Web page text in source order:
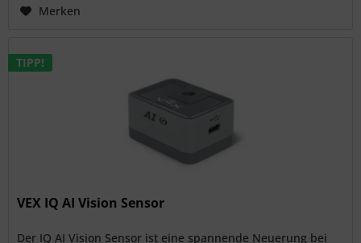
Merken
TIPP!
VEX IQ AI Vision Sensor
Der IQ AI Vision Sensor ist eine spannende Neuerung bei